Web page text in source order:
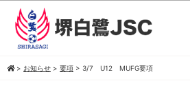
> お知らせ > 要項 > 3/7 U12 MUFG要項